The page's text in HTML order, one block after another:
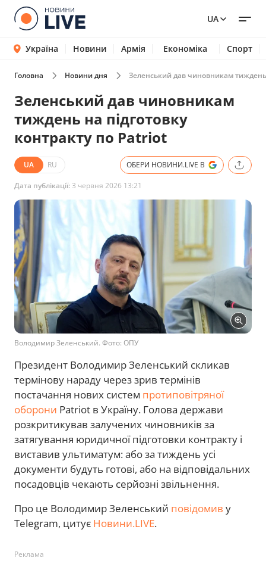
UA
Україна Новини Армія Економіка Спорт
Головна Новини дня Зеленський дав чиновникам тиждень
Зеленський дав чиновникам
тиждень на підготовку
контракту по Patriot
UA RU ОБЕРИ НОВИНИ.LIVE В
Дата публікації: 3 червня 2026 13:21
Володимир Зеленський. Фото: ОПУ
Президент Володимир Зеленський скликав
термінову нараду через зрив термінів
постачання нових систем протиповітряної
оборони Patriot в Україну. Голова держави
розкритикував залучених чиновників за
затягування юридичної підготовки контракту і
виставив ультиматум: або за тиждень усі
документи будуть готові, або на відповідальних
посадовців чекають серйозні звільнення.
Про це Володимир Зеленський повідомив у
Telegram, цитує Новини.LIVE.
Реклама